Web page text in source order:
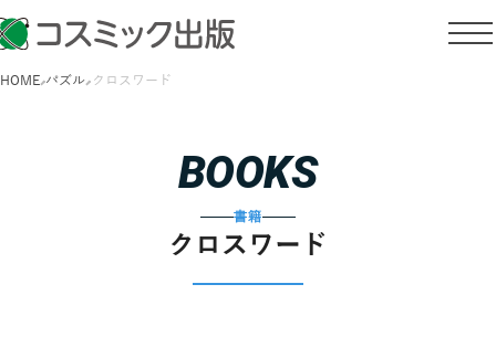
HOME パズル クロスワード
BOOKS
書籍
クロスワード